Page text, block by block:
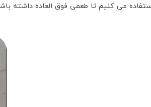
می کنیم تا طعمی فوق العاده داشته